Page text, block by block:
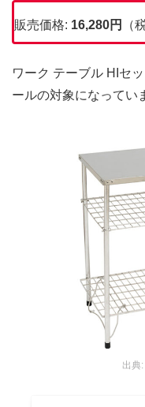
販売価格: 16,280円 （
ワーク テーブル HIセ
ールの対象になってい
出典: